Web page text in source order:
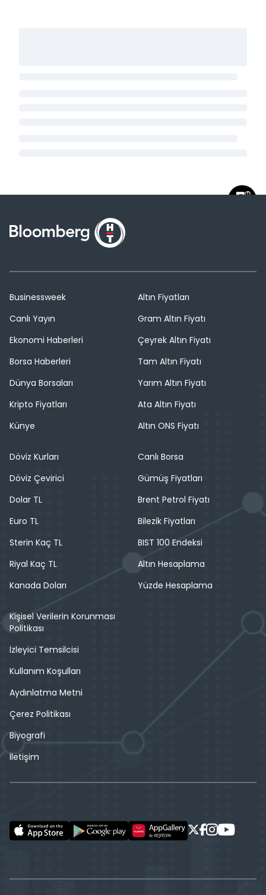
Businessweek
Canlı Yayın
Ekonomi Haberleri
Borsa Haberleri
Dünya Borsaları
Kripto Fiyatları
Künye
Altın Fiyatları
Gram Altın Fiyatı
Çeyrek Altın Fiyatı
Tam Altın Fiyatı
Yarım Altın Fiyatı
Ata Altın Fiyatı
Altın ONS Fiyatı
Döviz Kurları
Döviz Çevirici
Dolar TL
Euro TL
Sterin Kaç TL
Riyal Kaç TL
Kanada Doları
Canlı Borsa
Gümüş Fiyatları
Brent Petrol Fiyatı
Bilezik Fiyatları
BIST 100 Endeksi
Altın Hesaplama
Yüzde Hesaplama
Kişisel Verilerin Korunması
Politikası
İzleyici Temsilcisi
Kullanım Koşulları
Aydınlatma Metni
Çerez Politikası
Biyografi
İletişim